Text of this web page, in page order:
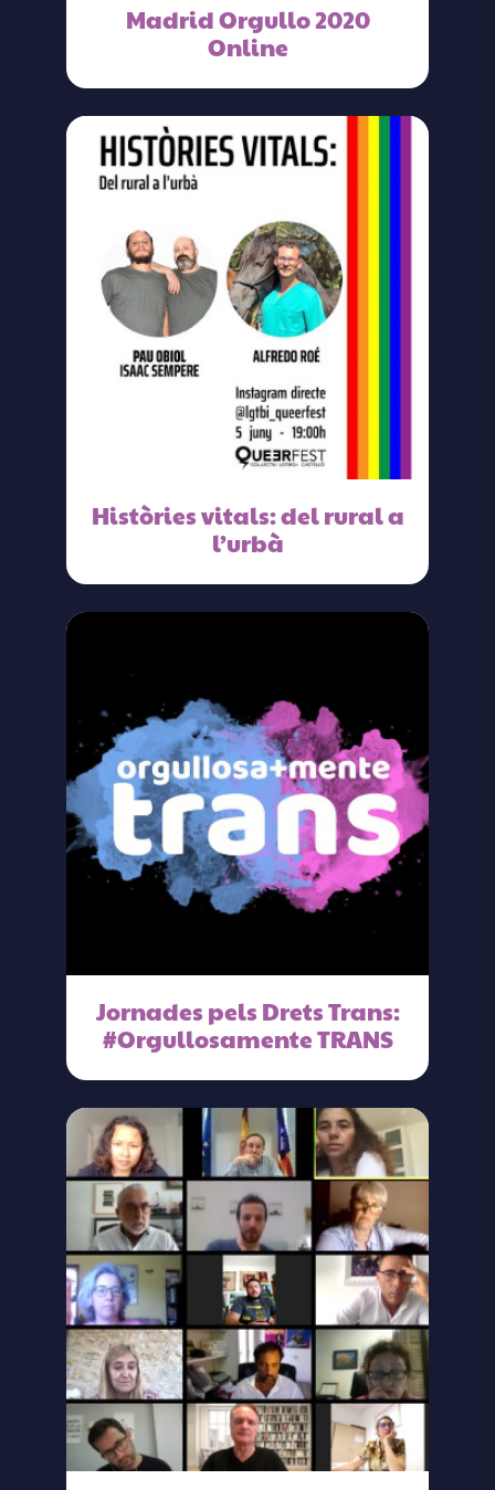
Madrid Orgullo 2020
Online
Històries vitals: del rural a
l’urbà
Jornades pels Drets Trans:
#Orgullosamente TRANS